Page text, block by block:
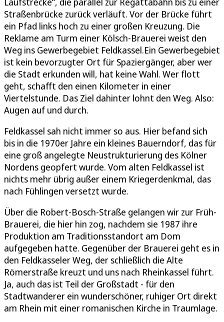
Straßenbrücke zurück verläuft. Vor der Brücke führt
ein Pfad links hoch zu einer großen Kreuzung. Die
Reklame am Turm einer Kölsch-Brauerei weist den
Weg ins Gewerbegebiet Feldkassel.Ein Gewerbegebiet
ist kein bevorzugter Ort für Spaziergänger, aber wer
die Stadt erkunden will, hat keine Wahl. Wer flott
geht, schafft den einen Kilometer in einer
Viertelstunde. Das Ziel dahinter lohnt den Weg. Also:
Augen auf und durch.
Feldkassel sah nicht immer so aus. Hier befand sich
bis in die 1970er Jahre ein kleines Bauerndorf, das für
eine groß angelegte Neustrukturierung des Kölner
Nordens geopfert wurde. Vom alten Feldkassel ist
nichts mehr übrig außer einem Kriegerdenkmal, das
nach Fühlingen versetzt wurde.
Über die Robert-Bosch-Straße gelangen wir zur Früh-
Brauerei, die hier hin zog, nachdem sie 1987 ihre
Produktion am Traditionsstandort am Dom
aufgegeben hatte. Gegenüber der Brauerei geht es in
den Feldkasseler Weg, der schließlich die Alte
Römerstraße kreuzt und uns nach Rheinkassel führt.
Ja, auch das ist Teil der Großstadt - für den
Stadtwanderer ein wunderschöner, ruhiger Ort direkt
am Rhein mit einer romanischen Kirche in Traumlage.